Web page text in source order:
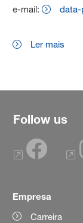
e-mail:
data-
Ler mais
Follow us
Empresa
Carreira